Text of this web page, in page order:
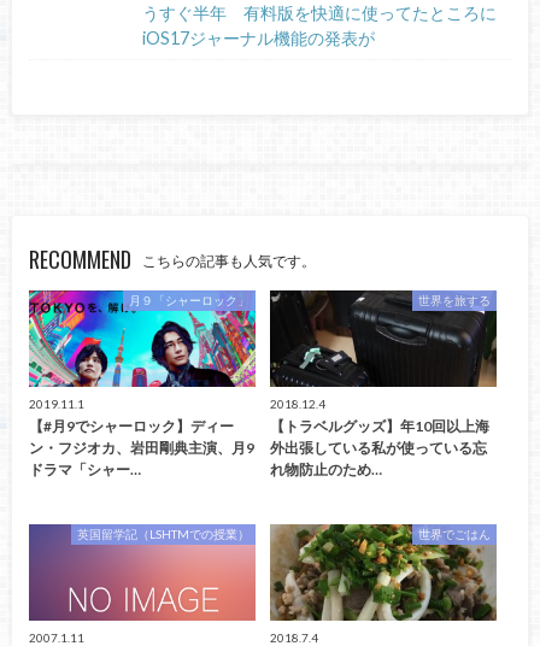
うすぐ半年 有料版を快適に使ってたところに
iOS17ジャーナル機能の発表が
RECOMMEND こちらの記事も人気です。
月９「シャーロック」
2019.11.1
【#月9でシャーロック】ディー
ン・フジオカ、岩田剛典主演、月9
ドラマ「シャー…
世界を旅する
2018.12.4
【トラベルグッズ】年10回以上海
外出張している私が使っている忘
れ物防止のため…
英国留学記（LSHTMでの授業）
2007.1.11
世界でごはん
2018.7.4